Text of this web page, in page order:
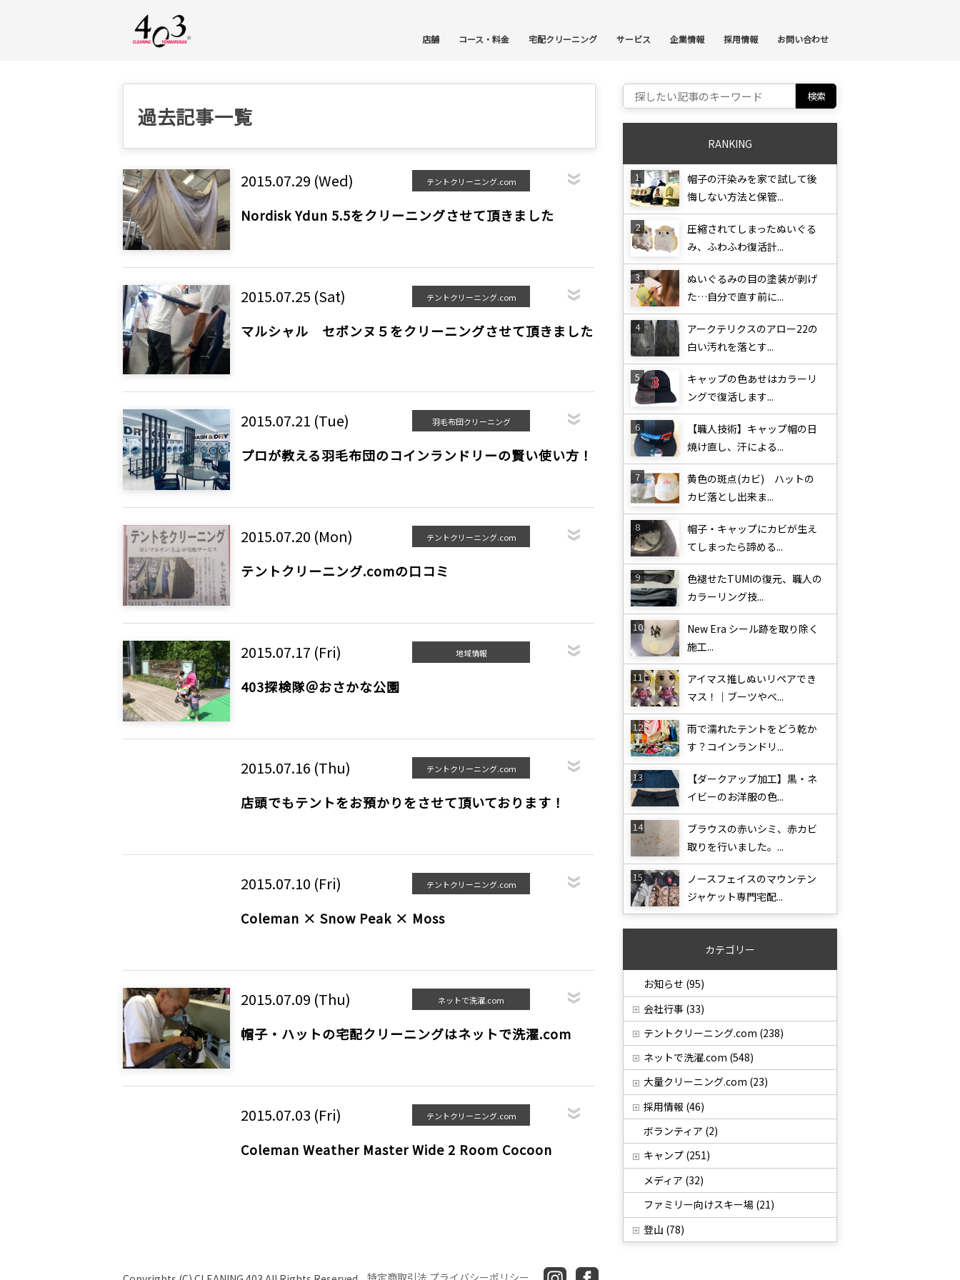
店舗 コース・料金 宅配クリーニング サービス 企業情報 採用情報 お問い合わせ
過去記事一覧
2015.07.29 (Wed) テントクリーニング.com
Nordisk Ydun 5.5をクリーニングさせて頂きました
2015.07.25 (Sat) テントクリーニング.com
マルシャル セボンヌ５をクリーニングさせて頂きました
2015.07.21 (Tue) 羽毛布団クリーニング
プロが教える羽毛布団のコインランドリーの賢い使い方！
2015.07.20 (Mon) テントクリーニング.com
テントクリーニング.comの口コミ
2015.07.17 (Fri) 地域情報
403探検隊＠おさかな公園
2015.07.16 (Thu) テントクリーニング.com
店頭でもテントをお預かりをさせて頂いております！
2015.07.10 (Fri) テントクリーニング.com
Coleman × Snow Peak × Moss
2015.07.09 (Thu) ネットで洗濯.com
帽子・ハットの宅配クリーニングはネットで洗濯.com
2015.07.03 (Fri) テントクリーニング.com
Coleman Weather Master Wide 2 Room Cocoon
Search for:
RANKING
帽子の汗染みを家で試して後
悔しない方法と保管...
圧縮されてしまったぬいぐる
み、ふわふわ復活計...
ぬいぐるみの目の塗装が剥げ
た…自分で直す前に...
アークテリクスのアロー22の
白い汚れを落とす...
キャップの色あせはカラーリ
ングで復活します...
【職人技術】キャップ帽の日
焼け直し、汗による...
黄色の斑点(カビ) ハットの
カビ落とし出来ま...
帽子・キャップにカビが生え
てしまったら諦める...
色褪せたTUMIの復元、職人の
カラーリング技...
New Era シール跡を取り除く
施工...
アイマス推しぬいリペアでき
マス！｜ブーツやベ...
雨で濡れたテントをどう乾か
す？コインランドリ...
【ダークアップ加工】黒・ネ
イビーのお洋服の色...
ブラウスの赤いシミ、赤カビ
取りを行いました。...
ノースフェイスのマウンテン
ジャケット専門宅配...
カテゴリー
お知らせ (95)
会社行事 (33)
テントクリーニング.com (238)
ネットで洗濯.com (548)
大量クリーニング.com (23)
採用情報 (46)
ボランティア (2)
キャンプ (251)
メディア (32)
ファミリー向けスキー場 (21)
登山 (78)